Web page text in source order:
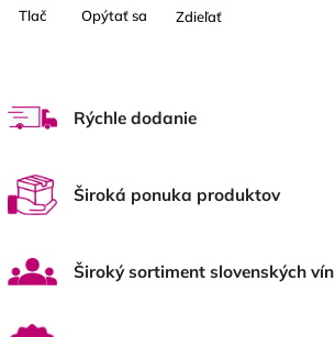
Tlač Opýtať sa Zdieľať
Rýchle dodanie
Široká ponuka produktov
Široký sortiment slovenských vín